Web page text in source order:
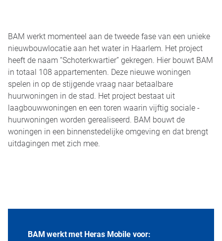
BAM werkt momenteel aan de tweede fase van een unieke
nieuwbouwlocatie aan het water in Haarlem. Het project
heeft de naam “Schoterkwartier” gekregen. Hier bouwt BAM
in totaal 108 appartementen. Deze nieuwe woningen
spelen in op de stijgende vraag naar betaalbare
huurwoningen in de stad. Het project bestaat uit
laagbouwwoningen en een toren waarin vijftig sociale -
huurwoningen worden gerealiseerd. BAM bouwt de
woningen in een binnenstedelijke omgeving en dat brengt
uitdagingen met zich mee.
BAM werkt met Heras Mobile voor: